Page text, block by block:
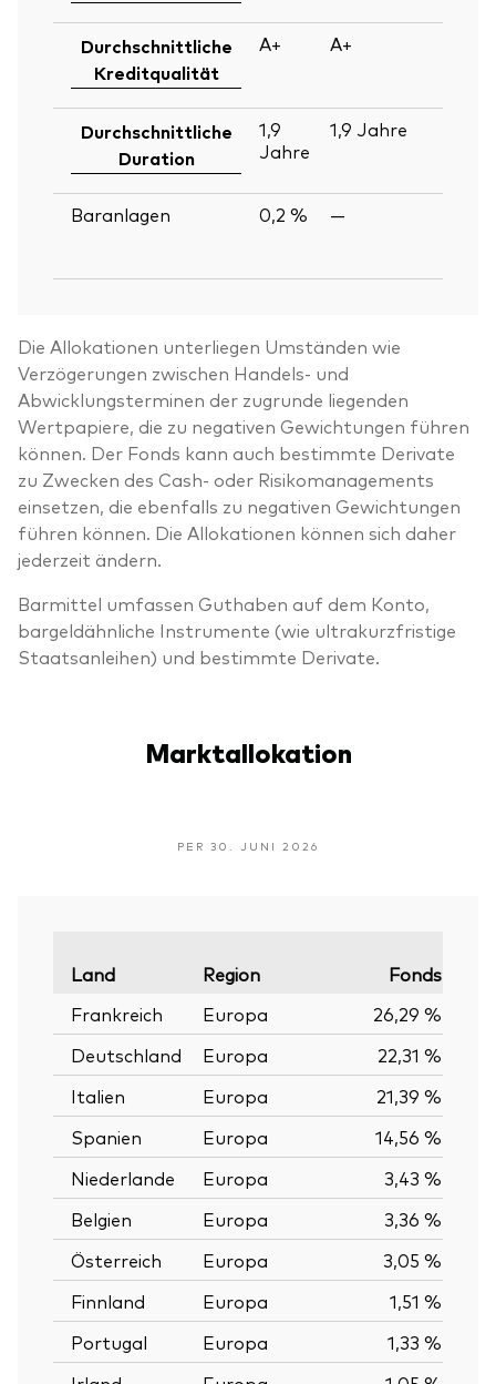
Durchschnittliche
Kreditqualität
A+ A+
Durchschnittliche
Duration
1,9
Jahre
1,9 Jahre
Baranlagen
0,2 % —
Die Allokationen unterliegen Umständen wie
Verzögerungen zwischen Handels- und
Abwicklungsterminen der zugrunde liegenden
Wertpapiere, die zu negativen Gewichtungen führen
können. Der Fonds kann auch bestimmte Derivate
zu Zwecken des Cash- oder Risikomanagements
einsetzen, die ebenfalls zu negativen Gewichtungen
führen können. Die Allokationen können sich daher
jederzeit ändern.
Barmittel umfassen Guthaben auf dem Konto,
bargeldähnliche Instrumente (wie ultrakurzfristige
Staatsanleihen) und bestimmte Derivate.
Marktallokation
PER 30. JUNI 2026
Land Region Fonds
Frankreich
Europa
26,29 %
Deutschland
Europa
22,31 %
Italien
Europa
21,39 %
Spanien
Europa
14,56 %
Niederlande
Europa
3,43 %
Belgien
Europa
3,36 %
Österreich
Europa
3,05 %
Finnland
Europa
1,51 %
Portugal
Europa
1,33 %